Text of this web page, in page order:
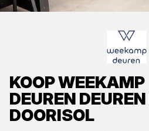
KOOPWEEKAMP
DEUREN DEUREN
DOORISOL